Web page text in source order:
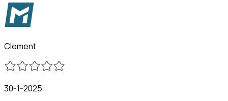
Clement
30-1-2025